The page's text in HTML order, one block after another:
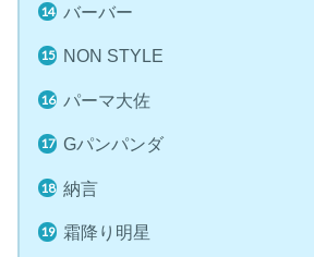
バーバー
NON STYLE
パーマ大佐
Gパンパンダ
納言
霜降り明星